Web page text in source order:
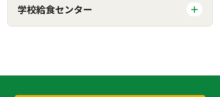
学校給食センター